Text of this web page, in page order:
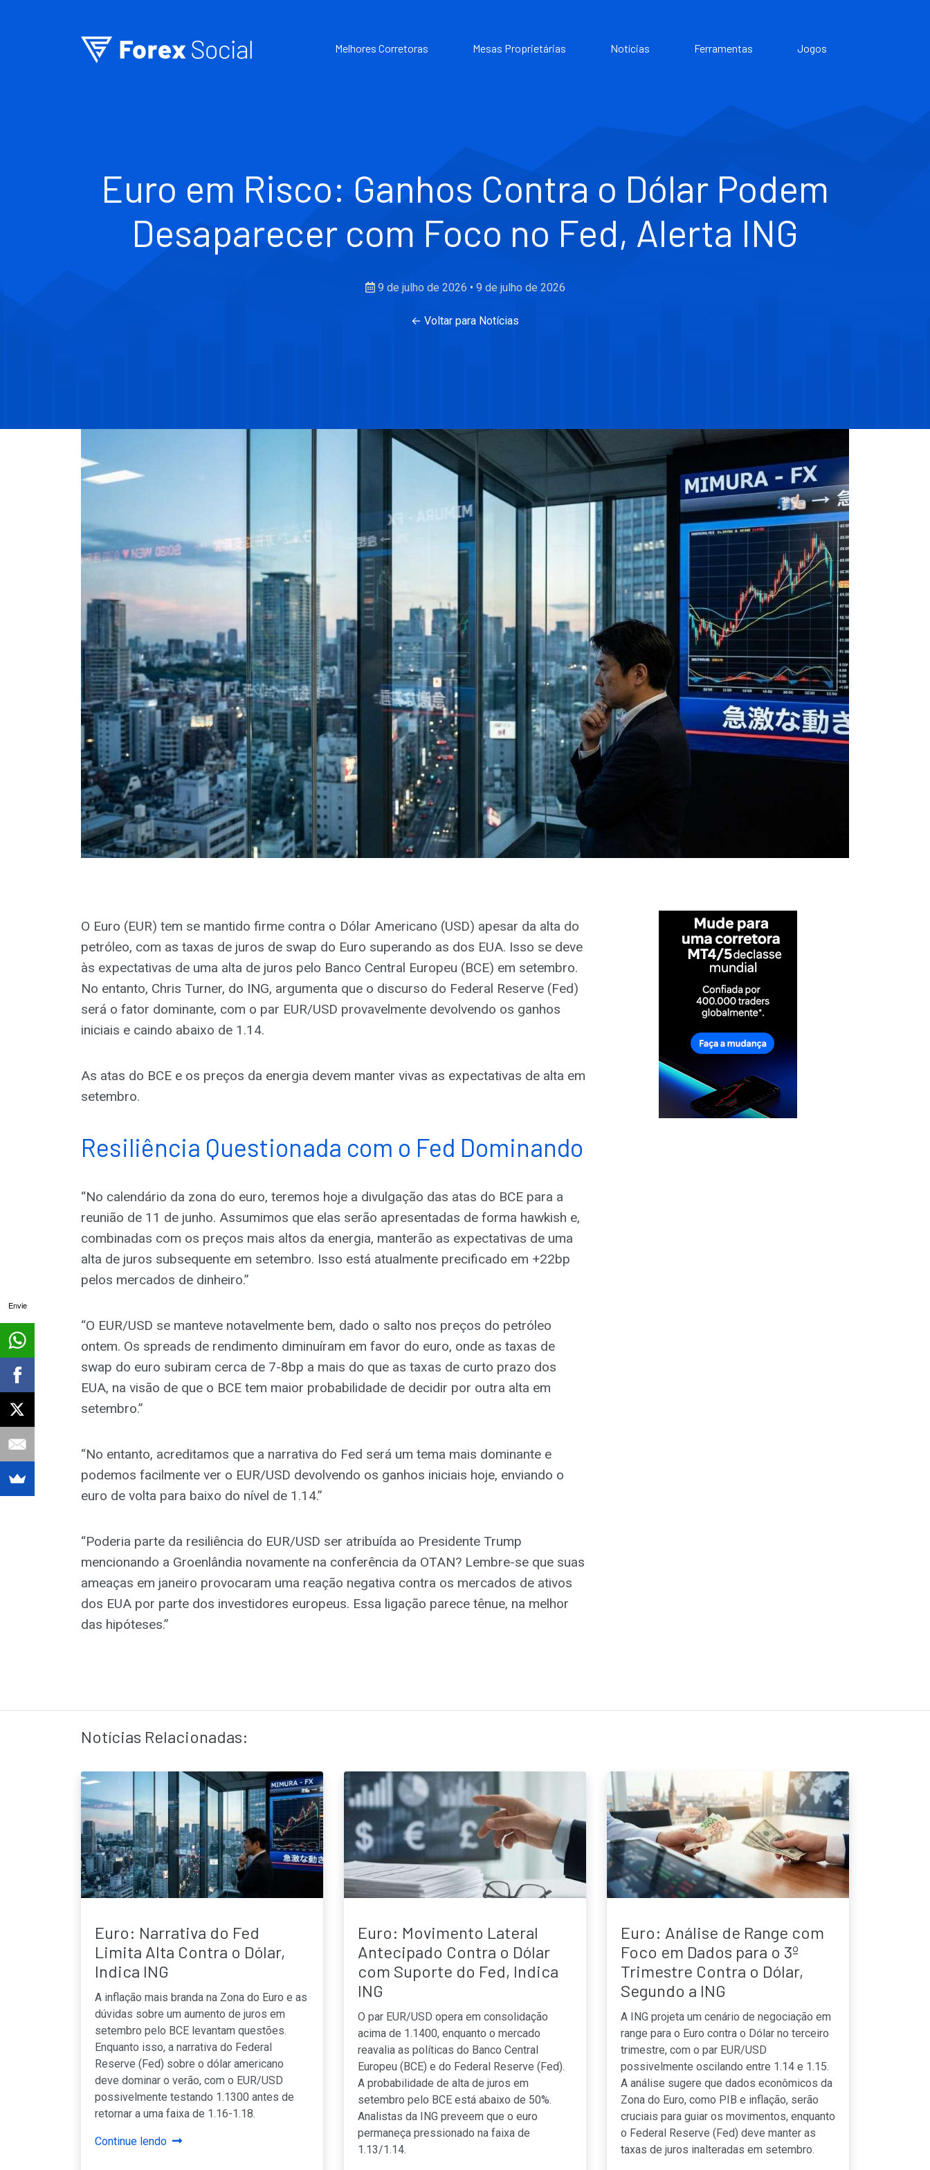
Melhores Corretoras Mesas Proprietárias Notícias Ferramentas Jogos
Euro em Risco: Ganhos Contra o Dólar Podem
Desaparecer com Foco no Fed, Alerta ING
9 de julho de 2026 • 9 de julho de 2026
← Voltar para Notícias
O Euro (EUR) tem se mantido firme contra o Dólar Americano (USD) apesar da alta do
petróleo, com as taxas de juros de swap do Euro superando as dos EUA. Isso se deve
às expectativas de uma alta de juros pelo Banco Central Europeu (BCE) em setembro.
No entanto, Chris Turner, do ING, argumenta que o discurso do Federal Reserve (Fed)
será o fator dominante, com o par EUR/USD provavelmente devolvendo os ganhos
iniciais e caindo abaixo de 1.14.
As atas do BCE e os preços da energia devem manter vivas as expectativas de alta em
setembro.
Resiliência Questionada com o Fed Dominando
“No calendário da zona do euro, teremos hoje a divulgação das atas do BCE para a
reunião de 11 de junho. Assumimos que elas serão apresentadas de forma hawkish e,
combinadas com os preços mais altos da energia, manterão as expectativas de uma
alta de juros subsequente em setembro. Isso está atualmente precificado em +22bp
pelos mercados de dinheiro.”
“O EUR/USD se manteve notavelmente bem, dado o salto nos preços do petróleo
ontem. Os spreads de rendimento diminuíram em favor do euro, onde as taxas de
swap do euro subiram cerca de 7-8bp a mais do que as taxas de curto prazo dos
EUA, na visão de que o BCE tem maior probabilidade de decidir por outra alta em
setembro.”
“No entanto, acreditamos que a narrativa do Fed será um tema mais dominante e
podemos facilmente ver o EUR/USD devolvendo os ganhos iniciais hoje, enviando o
euro de volta para baixo do nível de 1.14.”
“Poderia parte da resiliência do EUR/USD ser atribuída ao Presidente Trump
mencionando a Groenlândia novamente na conferência da OTAN? Lembre-se que suas
ameaças em janeiro provocaram uma reação negativa contra os mercados de ativos
dos EUA por parte dos investidores europeus. Essa ligação parece tênue, na melhor
das hipóteses.”
Notícias Relacionadas:
Euro: Narrativa do Fed
Limita Alta Contra o Dólar,
Indica ING
A inflação mais branda na Zona do Euro e as
dúvidas sobre um aumento de juros em
setembro pelo BCE levantam questões.
Enquanto isso, a narrativa do Federal
Reserve (Fed) sobre o dólar americano
deve dominar o verão, com o EUR/USD
possivelmente testando 1.1300 antes de
retornar a uma faixa de 1.16-1.18.
Continue lendo
Euro: Movimento Lateral
Antecipado Contra o Dólar
com Suporte do Fed, Indica
ING
O par EUR/USD opera em consolidação
acima de 1.1400, enquanto o mercado
reavalia as políticas do Banco Central
Europeu (BCE) e do Federal Reserve (Fed).
A probabilidade de alta de juros em
setembro pelo BCE está abaixo de 50%.
Analistas da ING preveem que o euro
permaneça pressionado na faixa de
1.13/1.14.
Euro: Análise de Range com
Foco em Dados para o 3º
Trimestre Contra o Dólar,
Segundo a ING
A ING projeta um cenário de negociação em
range para o Euro contra o Dólar no terceiro
trimestre, com o par EUR/USD
possivelmente oscilando entre 1.14 e 1.15.
A análise sugere que dados econômicos da
Zona do Euro, como PIB e inflação, serão
cruciais para guiar os movimentos, enquanto
o Federal Reserve (Fed) deve manter as
taxas de juros inalteradas em setembro.
Envie